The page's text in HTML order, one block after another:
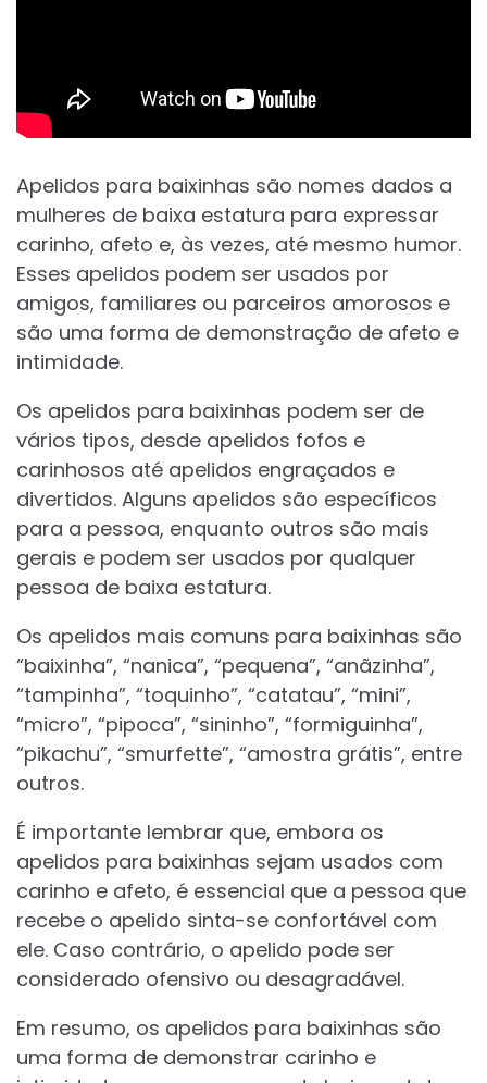
Apelidos para baixinhas são nomes dados a
mulheres de baixa estatura para expressar
carinho, afeto e, às vezes, até mesmo humor.
Esses apelidos podem ser usados por
amigos, familiares ou parceiros amorosos e
são uma forma de demonstração de afeto e
intimidade.
Os apelidos para baixinhas podem ser de
vários tipos, desde apelidos fofos e
carinhosos até apelidos engraçados e
divertidos. Alguns apelidos são específicos
para a pessoa, enquanto outros são mais
gerais e podem ser usados por qualquer
pessoa de baixa estatura.
Os apelidos mais comuns para baixinhas são
“baixinha”, “nanica”, “pequena”, “anãzinha”,
“tampinha”, “toquinho”, “catatau”, “mini”,
“micro”, “pipoca”, “sininho”, “formiguinha”,
“pikachu”, “smurfette”, “amostra grátis”, entre
outros.
É importante lembrar que, embora os
apelidos para baixinhas sejam usados com
carinho e afeto, é essencial que a pessoa que
recebe o apelido sinta-se confortável com
ele. Caso contrário, o apelido pode ser
considerado ofensivo ou desagradável.
Em resumo, os apelidos para baixinhas são
uma forma de demonstrar carinho e